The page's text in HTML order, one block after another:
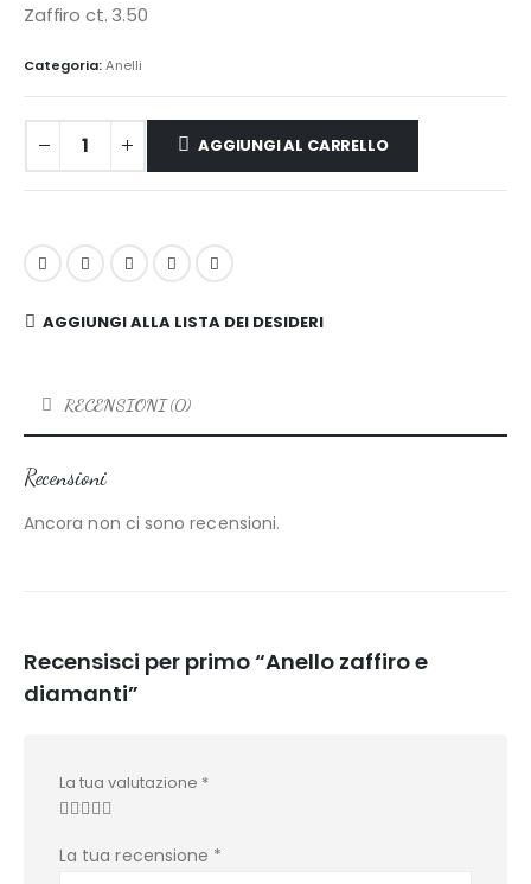
Zaffiro ct. 3.50
Categoria:Anelli
AGGIUNGI AL CARRELLO
AGGIUNGI ALLA LISTA DEI DESIDERI
RECENSIONI (0)
Recensioni
Ancora non ci sono recensioni.
Recensisci per primo “Anello zaffiro e
diamanti”
La tua valutazione *
La tua recensione *